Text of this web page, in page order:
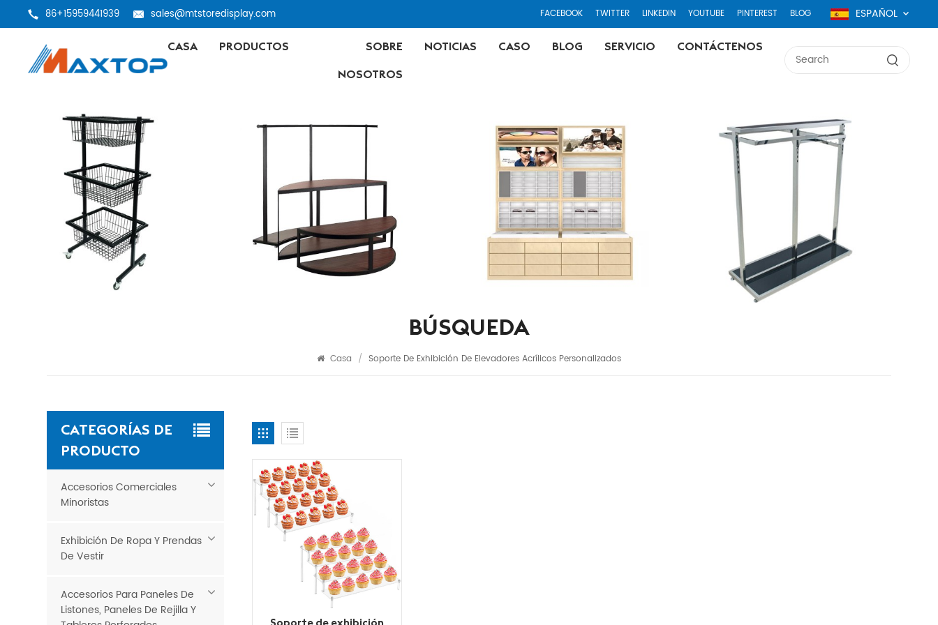
86+15959441939 sales@mtstoredisplay.com FACEBOOK TWITTER LINKEDIN YOUTUBE PINTEREST BLOG ESPAÑOL
CASA PRODUCTOS
SOBRE
NOSOTROS
NOTICIAS CASO BLOG SERVICIO CONTÁCTENOS
BÚSQUEDA
Casa / Soporte De Exhibición De Elevadores Acrílicos Personalizados
CATEGORÍAS DE
PRODUCTO
Accesorios Comerciales
Minoristas
Exhibición De Ropa Y Prendas
De Vestir
Accesorios Para Paneles De
Listones, Paneles De Rejilla Y